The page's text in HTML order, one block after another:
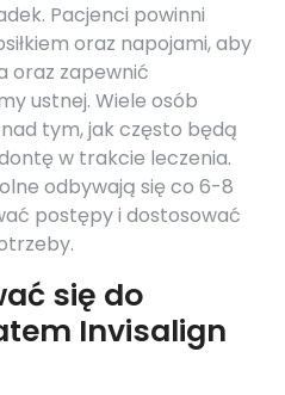
Pacjenci powinni
oraz napojami, aby
oraz zapewnić
ustnej. Wiele osób
tym, jak często będą
w trakcie leczenia.
odbywają się co 6-8
postępy i dostosować
się do
Invisalign